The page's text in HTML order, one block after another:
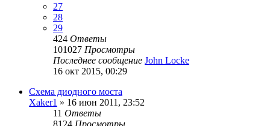
27
28
29
424 Ответы
101027 Просмотры
Последнее сообщение John Locke
16 окт 2015, 00:29
Схема диодного моста
Xaker1 » 16 июн 2011, 23:52
11 Ответы
8124 Просмотры